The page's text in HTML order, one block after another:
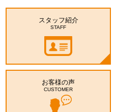
スタッフ紹介
STAFF
お客様の声
CUSTOMER